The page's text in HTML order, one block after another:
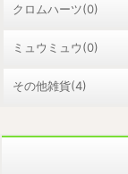
クロムハーツ(0)
ミュウミュウ(0)
その他雑貨(4)